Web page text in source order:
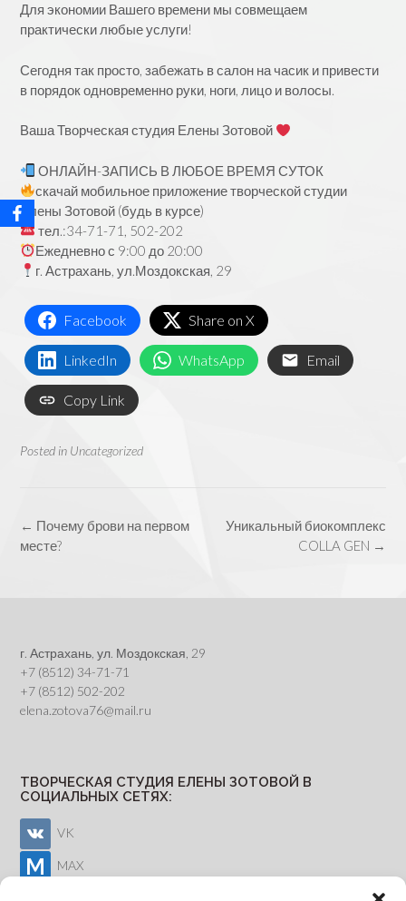
Для экономии Вашего времени мы совмещаем
практически любые услуги!
Сегодня так просто, забежать в салон на часик и привести
в порядок одновременно руки, ноги, лицо и волосы.
Ваша Творческая студия Елены Зотовой
ОНЛАЙН-ЗАПИСЬ В ЛЮБОЕ ВРЕМЯ СУТОК
скачай мобильное приложение творческой студии
Елены Зотовой (будь в курсе)
тел.:34-71-71, 502-202
Ежедневно с 9:00 до 20:00
г. Астрахань, ул.Моздокская, 29
Facebook Share on X
LinkedIn WhatsApp Email
Copy Link
Posted in Uncategorized
Post
navigation
Уникальный биокомплекс
COLLA GEN →
← Почему брови на первом
месте?
г. Астрахань, ул. Моздокская, 29
+7 (8512) 34-71-71
+7 (8512) 502-202
elena.zotova76@mail.ru
ТВОРЧЕСКАЯ СТУДИЯ ЕЛЕНЫ ЗОТОВОЙ В
СОЦИАЛЬНЫХ СЕТЯХ:
VK
MAX